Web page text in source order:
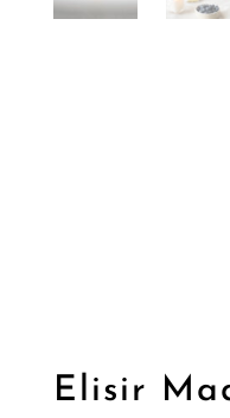
Elisir